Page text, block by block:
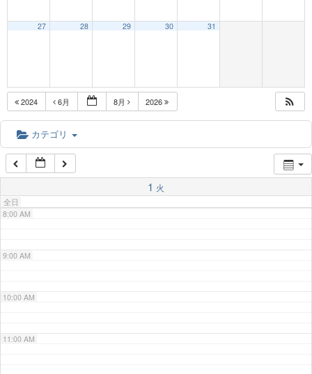
27 28 29 30 31
2024 6月 8月 2026
カテゴリ
1 火
全日
5:00 AM
6:00 AM
7:00 AM
8:00 AM
9:00 AM
10:00 AM
11:00 AM